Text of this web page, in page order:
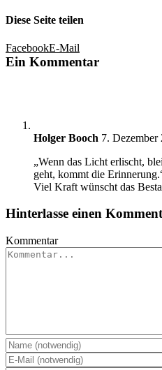
Diese Seite teilen
FacebookE-Mail
Ein Kommentar
Holger Booch 7.
„Wenn das Licht erlischt,
geht, kommt die
Viel Kraft wünscht das
Hinterlasse einen
Kommentar